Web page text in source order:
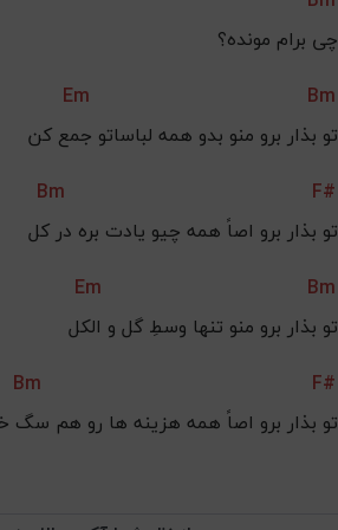
چی برام مونده؟
Em
Bm
تو بذار برو منو بدو همه لباساتو جمع کن
Bm
F#
تو بذار برو اصاً همه چیو یادت بره در کل
Em
Bm
تو بذار برو منو تنها وسطِ گل و الکل
Bm
F#
تو بذار برو اصاً همه هزینه ها رو هم سگ